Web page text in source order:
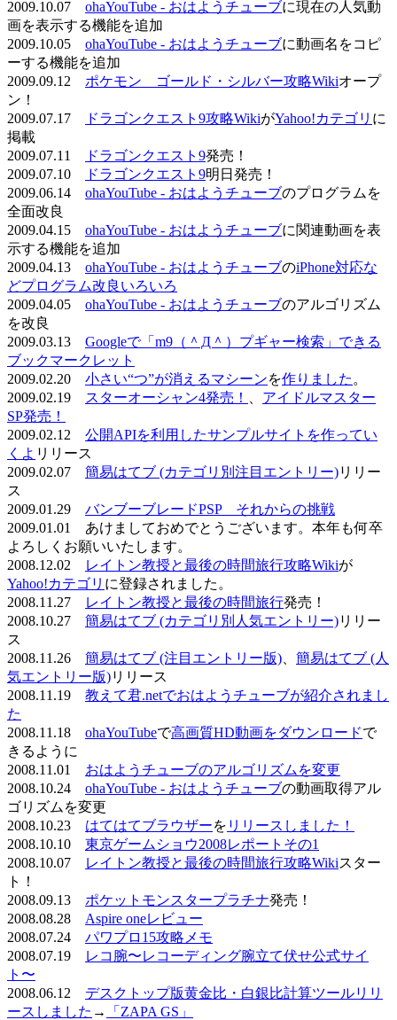
2009.10.07 ohaYouTube - おはようチューブに現在の人気動
画を表示する機能を追加
2009.10.05 ohaYouTube - おはようチューブに動画名をコピ
ーする機能を追加
2009.09.12 ポケモン ゴールド・シルバー攻略Wikiオープ
ン！
2009.07.17
ドラゴンクエスト9攻略WikiがYahoo!カテゴリ に
掲載
2009.07.11
ドラゴンクエスト9発売！
2009.07.10
ドラゴンクエスト9明日発売！
2009.06.14 ohaYouTube - おはようチューブのプログラムを
全面改良
2009.04.15 ohaYouTube - おはようチューブに関連動画を表
示する機能を追加
2009.04.13 ohaYouTube - おはようチューブのiPhone対応な
どプログラム改良いろいろ
2009.04.05 ohaYouTube - おはようチューブのアルゴリズム
を改良
2009.03.13 Googleで「m9（＾Д＾）プギャー検索」できる
ブックマークレット
2009.02.20 小さい“つ”が消えるマシーンを作りました 。
2009.02.19
スターオーシャン4発売！
アイドルマスター
SP発売！
2009.02.12 公開APIを利用したサンプルサイトを作ってい
くよ リリース
2009.02.07 簡易はてブ (カテゴリ別注目エントリー)リリー
ス
2009.01.29 バンブーブレードPSP それからの挑戦
2009.01.01 あけましておめでとうございます。本年も何卒
よろしくお願いいたします。
2008.12.02
レイトン教授と最後の時間旅行攻略Wikiが
Yahoo!カテゴリ に登録されました。
2008.11.27
レイトン教授と最後の時間旅行発売！
2008.10.27 簡易はてブ (カテゴリ別人気エントリー)リリー
ス
2008.11.26 簡易はてブ (注目エントリー版)
簡易はてブ (人
気エントリー版)リリース
2008.11.19 教えて君.netでおはようチューブが紹介されまし
た
2008.11.18 ohaYouTubeで高画質HD動画をダウンロードで
きるように
2008.11.01 おはようチューブのアルゴリズムを変更
2008.10.24 ohaYouTube - おはようチューブの動画取得アル
ゴリズムを変更
2008.10.23 はてはてブラウザーを リリースしました！
2008.10.10 東京ゲームショウ2008レポートその1
2008.10.07
レイトン教授と最後の時間旅行攻略Wikiスター
ト！
2008.09.13 ポケットモンスタープラチナ発売！
2008.08.28 Aspire oneレビュー
2008.07.24 パワプロ15攻略メモ
2008.07.19
レコ腕〜レコーディング腕立て伏せ公式サイ
ト〜
2008.06.12 デスクトップ版黄金比・白銀比計算ツールリリ
ースしました →
「ZAPA GS」